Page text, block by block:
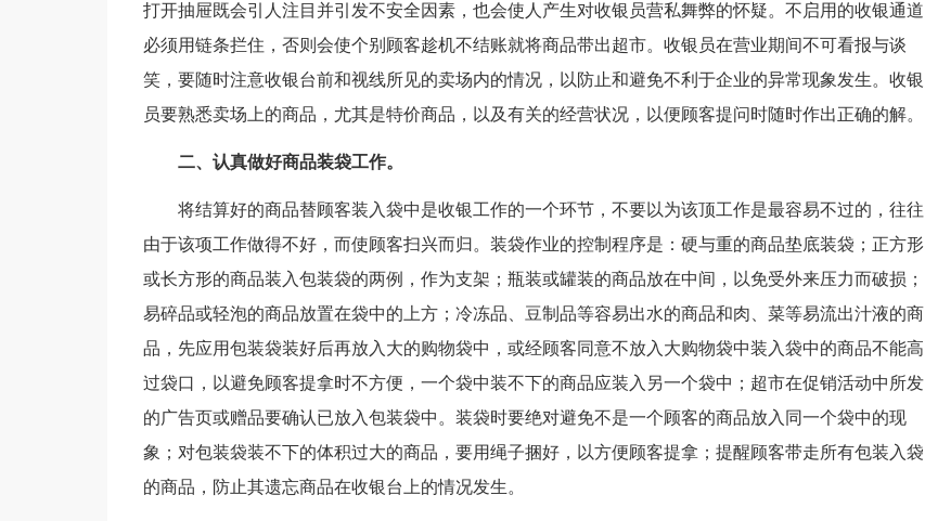
打开抽屉既会引人注目并引发不安全因素，也会使人产生对收银员营私舞弊的怀疑。不启用的收银通道
必须用链条拦住，否则会使个别顾客趁机不结账就将商品带出超市。收银员在营业期间不可看报与谈
笑，要随时注意收银台前和视线所见的卖场内的情况，以防止和避免不利于企业的异常现象发生。收银
员要熟悉卖场上的商品，尤其是特价商品，以及有关的经营状况，以便顾客提问时随时作出正确的解。
二、认真做好商品装袋工作。
将结算好的商品替顾客装入袋中是收银工作的一个环节，不要以为该顶工作是最容易不过的，往往
由于该项工作做得不好，而使顾客扫兴而归。装袋作业的控制程序是：硬与重的商品垫底装袋；正方形
或长方形的商品装入包装袋的两例，作为支架；瓶装或罐装的商品放在中间，以免受外来压力而破损；
易碎品或轻泡的商品放置在袋中的上方；冷冻品、豆制品等容易出水的商品和肉、菜等易流出汁液的商
品，先应用包装袋装好后再放入大的购物袋中，或经顾客同意不放入大购物袋中装入袋中的商品不能高
过袋口，以避免顾客提拿时不方便，一个袋中装不下的商品应装入另一个袋中；超市在促销活动中所发
的广告页或赠品要确认已放入包装袋中。装袋时要绝对避免不是一个顾客的商品放入同一个袋中的现
象；对包装袋装不下的体积过大的商品，要用绳子捆好，以方便顾客提拿；提醒顾客带走所有包装入袋
的商品，防止其遗忘商品在收银台上的情况发生。